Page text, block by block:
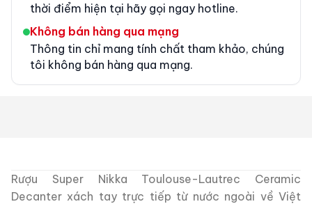
thời điểm hiện tại hãy gọi ngay hotline.
Không bán hàng qua mạng
Thông tin chỉ mang tính chất tham khảo, chúng
tôi không bán hàng qua mạng.
Rượu Super Nikka Toulouse-Lautrec Ceramic
Decanter xách tay trực tiếp từ nước ngoài về Việt